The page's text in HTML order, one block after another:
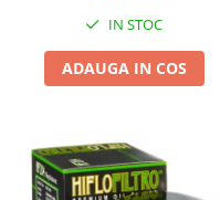
IN STOC
ADAUGA IN COS